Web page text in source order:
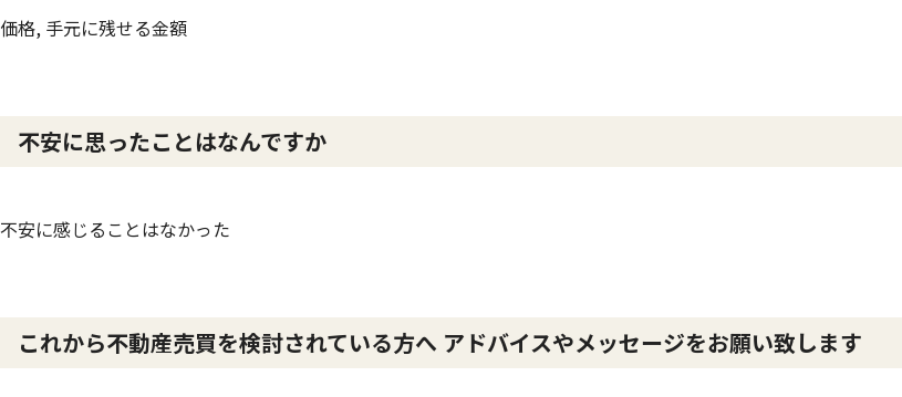
価格, 手元に残せる金額
不安に思ったことはなんですか
不安に感じることはなかった
これから不動産売買を検討されている方へ アドバイスやメッセージをお願い致します